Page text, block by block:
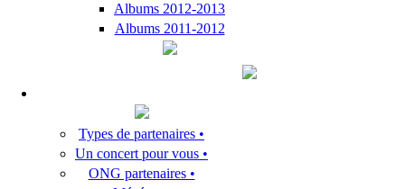
Albums 2012-2013
Albums 2011-2012
Types de partenaires •
Un concert pour vous •
ONG partenaires •